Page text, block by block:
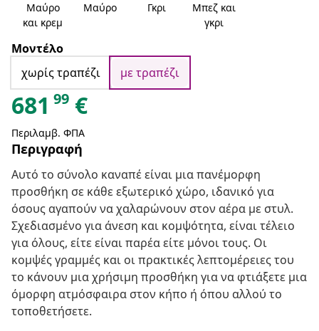
Μαύρο
και κρεμ
Μαύρο Γκρι
Μπεζ και
γκρι
Μοντέλο
χωρίς τραπέζι
με τραπέζι
681 99 €
Περιλαμβ. ΦΠΑ
Περιγραφή
Αυτό το σύνολο καναπέ είναι μια πανέμορφη
προσθήκη σε κάθε εξωτερικό χώρο, ιδανικό για
όσους αγαπούν να χαλαρώνουν στον αέρα με στυλ.
Σχεδιασμένο για άνεση και κομψότητα, είναι τέλειο
για όλους, είτε είναι παρέα είτε μόνοι τους. Οι
κομψές γραμμές και οι πρακτικές λεπτομέρειες του
το κάνουν μια χρήσιμη προσθήκη για να φτιάξετε μια
όμορφη ατμόσφαιρα στον κήπο ή όπου αλλού το
τοποθετήσετε.